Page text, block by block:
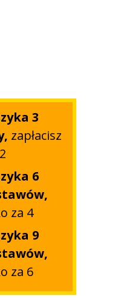
3
zapłacisz
6
za 4
9
za 6